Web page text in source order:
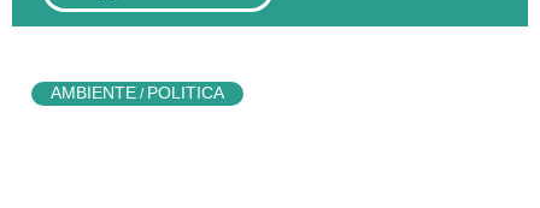
AMBIENTE / POLITICA